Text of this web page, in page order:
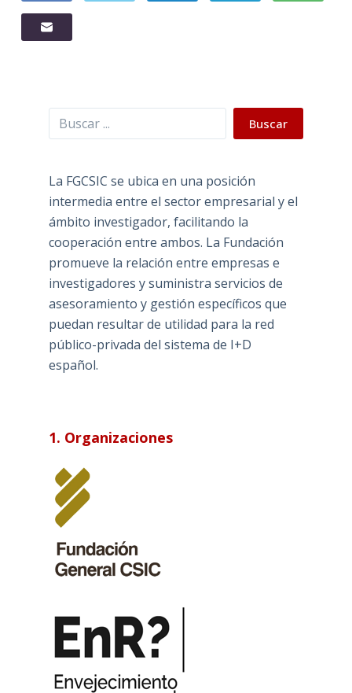
Buscar Buscar
La FGCSIC se ubica en una posición
intermedia entre el sector empresarial y el
ámbito investigador, facilitando la
cooperación entre ambos. La Fundación
promueve la relación entre empresas e
investigadores y suministra servicios de
asesoramiento y gestión específicos que
puedan resultar de utilidad para la red
público-privada del sistema de I+D
español.
1. Organizaciones